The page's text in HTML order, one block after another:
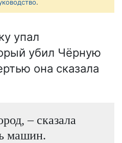
.
упал
убил Чёрную
она сказала
– сказала
машин.